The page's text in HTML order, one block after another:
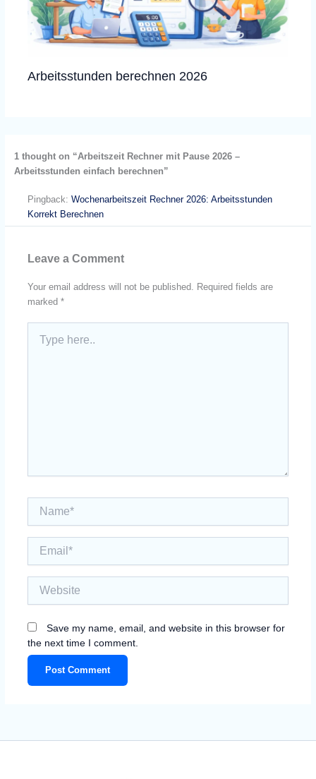
Arbeitsstunden berechnen 2026
1 thought on “Arbeitszeit Rechner mit Pause 2026 –
Arbeitsstunden einfach berechnen”
Pingback: Wochenarbeitszeit Rechner 2026: Arbeitsstunden
Korrekt Berechnen
Leave a Comment
Your email address will not be published. Required fields are
marked *
here..
Website
Save my name, email, and website in this browser for
the next time I comment.